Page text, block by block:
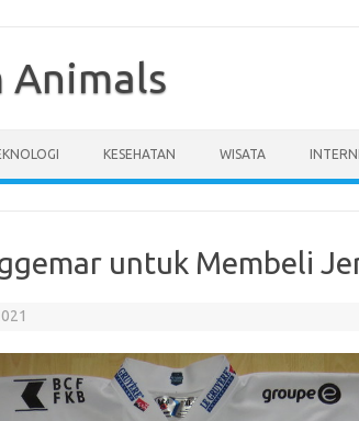
Animals
KESEHATAN WISATA
untuk Membeli